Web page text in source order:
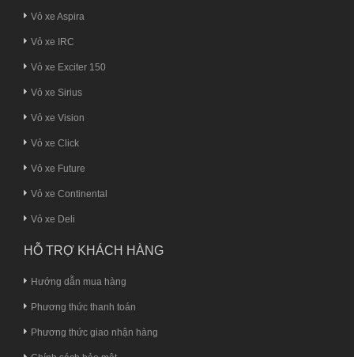
Vỏ xe Aspira
Vỏ xe IRC
Vỏ xe Exciter 150
Vỏ xe Sirius
Vỏ xe Vision
Vỏ xe Click
Vỏ xe Future
Vỏ xe Continental
Vỏ xe Deli
HỖ TRỢ KHÁCH HÀNG
Hướng dẫn mua hàng
Phương thức thanh toán
Phương thức giao nhận hàng